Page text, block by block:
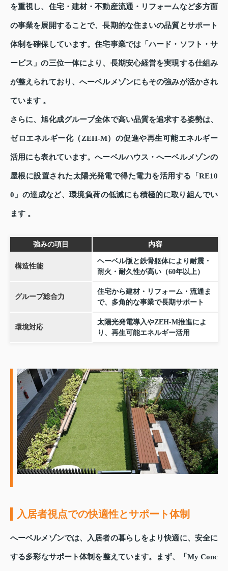
を重視し、住宅・建材・不動産流通・リフォームなど多方面
の事業を展開することで、長期的な住まいの品質とサポート
体制を確保しています。住宅事業では「ハード・ソフト・サ
ービス」の三位一体により、長期安心経営を実現する仕組み
が整えられており、へーベルメゾンにもその強みが活かされ
ています 。
さらに、旭化成グループ全体で高い品質を追求する姿勢は、
ゼロエネルギー化（ZEH-M）の促進や再生可能エネルギー
活用にも表れています。へーベルハウス・へーベルメゾンの
屋根に設置された太陽光発電で得た電力を活用する「RE10
0」の達成など、環境負荷の低減にも積極的に取り組んでい
ます 。
強みの項目 内容
構造性能
ヘーベル版と鉄骨躯体により耐震・
耐火・耐久性が高い（60年以上）
グループ総合力
住宅から建材・リフォーム・流通ま
で、多角的な事業で長期サポート
環境対応
太陽光発電導入やZEH-M推進によ
り、再生可能エネルギー活用
入居者視点での快適性とサポート体制
へーベルメゾンでは、入居者の暮らしをより快適に、安全に
する多彩なサポート体制を整えています。まず、「My Conc